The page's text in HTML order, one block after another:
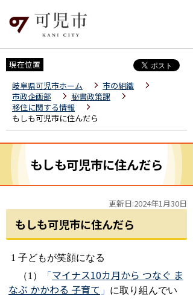
現在位置
岐阜県可児市ホーム
市の組織
市政企画部
秘書政策課
移住に関する情報
もしも可児市に住んだら
もしも可児市に住んだら
更新日:2024年1月30日
もしも可児市に住んだら
1 子どもが笑顔になる
（1）
「 マイナス10カ月から つなぐ ま
なぶ かかわる 子育て 」 に取り組んでい